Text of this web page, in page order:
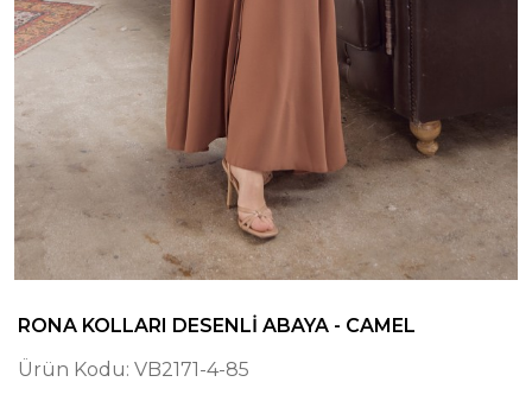
RONA KOLLARI DESENLI ABAYA - CAMEL
Ürün Kodu: VB2171-4-85